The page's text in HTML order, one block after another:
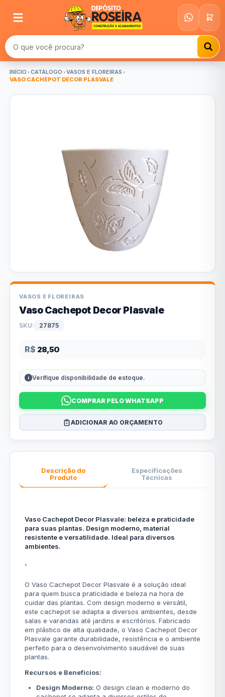
Buscar produtos
INÍCIO CATÁLOGO
VASOS E FLOREIRAS
VASO CACHEPOT DECOR PLASVALE
VASOS E FLOREIRAS
Vaso Cachepot Decor Plasvale
SKU: 27875
R$ 28,50
Verifique disponibilidade de estoque.
COMPRAR PELO WHATSAPP
ADICIONAR AO ORÇAMENTO
Descrição do
Produto
Especificações
Técnicas
Vaso Cachepot Decor Plasvale: beleza e praticidade
para suas plantas. Design moderno, material
resistente e versatilidade. Ideal para diversos
ambientes.
'
O Vaso Cachepot Decor Plasvale é a solução ideal
para quem busca praticidade e beleza na hora de
cuidar das plantas. Com design moderno e versátil,
este cachepot se adapta a diversos ambientes, desde
salas e varandas até jardins e escritórios. Fabricado
em plástico de alta qualidade, o Vaso Cachepot Decor
Plasvale garante durabilidade, resistência e o ambiente
perfeito para o desenvolvimento saudável de suas
plantas.
Recursos e Benefícios:
Design Moderno: O design clean e moderno do